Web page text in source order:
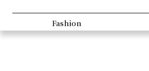
Fashion